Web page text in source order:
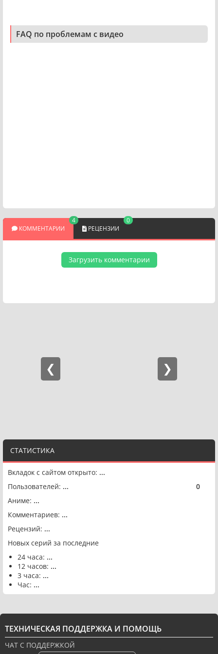
СТАТИСТИКА
Вкладок с сайтом открыто: ...
Пользователей: ... 0
Аниме: ...
Комментариев: ...
Рецензий: ...
Новых серий за последние
24 часа: ...
12 часов: ...
3 часа: ...
Час: ...
FAQ по проблемам с видео
КОММЕНТАРИИ
4
РЕЦЕНЗИИ
0
Загрузить комментарии
ТЕХНИЧЕСКАЯ ПОДДЕРЖКА И ПОМОЩЬ
ЧАТ С ПОДДЕРЖКОЙ